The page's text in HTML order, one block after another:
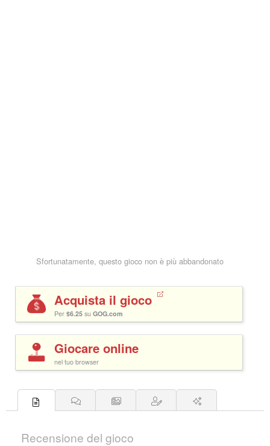
Sfortunatamente, questo gioco non è più abbandonato
Acquista il gioco
Per $6.25 su GOG.com
Giocare online
nel tuo browser
Recensione del gioco